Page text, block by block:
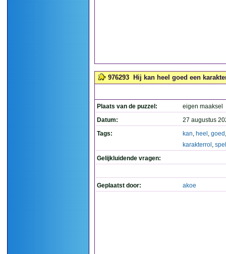
976293 Hij kan heel goed een
Plaats van de puzzel:
eigen maaksel
Datum:
27 augustus
Tags:
kan, heel , goed ,
karakterrol ,
Gelijkluidende vragen:
Geplaatst door: akoe